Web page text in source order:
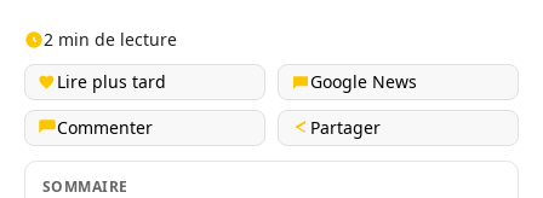
2 min de lecture
Lire plus tard
Google News
Commenter
Partager
SOMMAIRE